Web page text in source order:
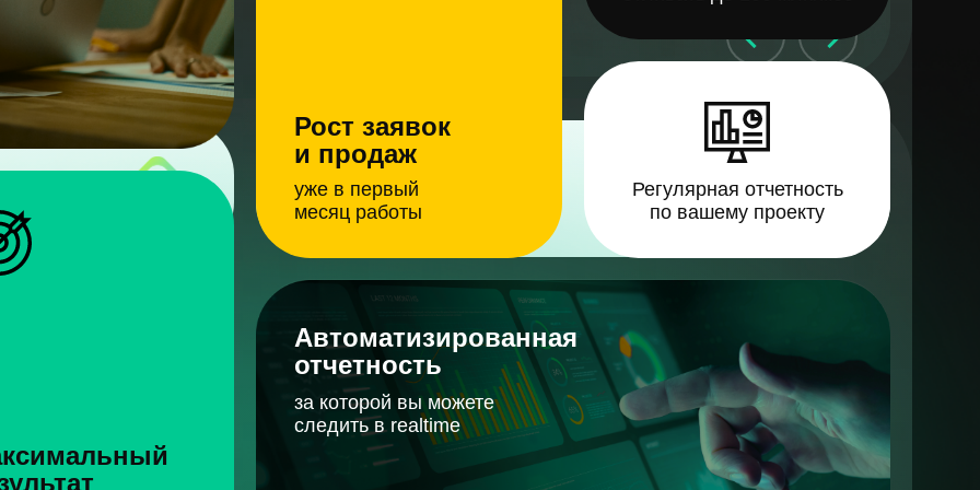
490 руб
2 000 000 руб
Бюджет в месяц
145 руб
Цена лида
20%
Кекас - финансовая
организация
за которой вы можете
следить в realtime
Автоматизированная
отчетность
Регулярная отчетность
по вашему проекту
уже в первый
месяц работы
Рост заявок
и продаж